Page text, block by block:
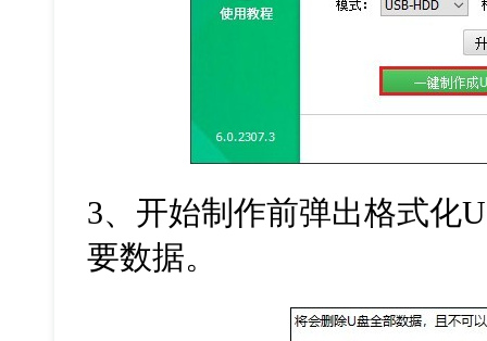
3、开始制作前弹出格式化U
要数据。